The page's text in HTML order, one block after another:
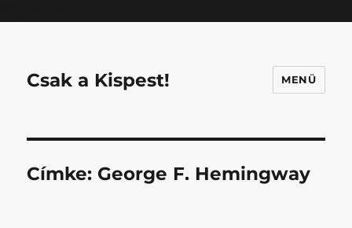
Csak a Kispest! MENÜ
Címke: George F. Hemingway